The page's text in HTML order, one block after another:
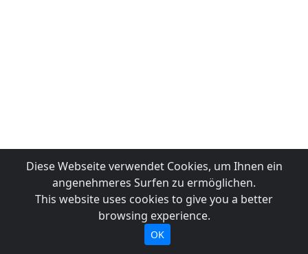
Diese Webseite verwendet Cookies, um Ihnen ein
angenehmeres Surfen zu ermöglichen.
This website uses cookies to give you a better
browsing experience.
OK